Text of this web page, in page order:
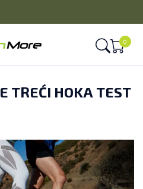
0
TREĆI HOKA TEST